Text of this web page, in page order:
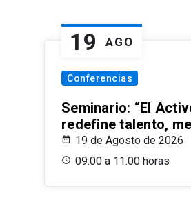
19 AGO
Conferencias
Seminario: “El
redefine talento,
19 de Agosto de 2026
09:00 a 11:00 horas